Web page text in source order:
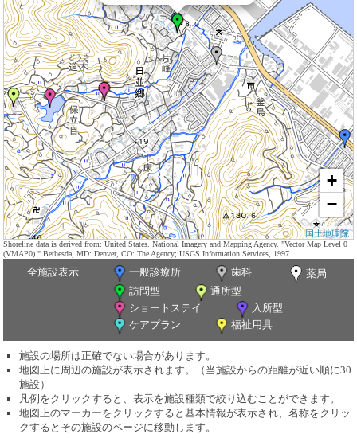
+
−
国土地理院
Shoreline data is derived from: United States. National Imagery and Mapping Agency. "Vector Map Level 0
(VMAP0)." Bethesda, MD: Denver, CO: The Agency; USGS Information Services, 1997.
全施設表示 一般診療所 歯科
薬局
訪問型
通所型
ショートステイ
入所型
ケアプラン
福祉用具
施設の場所は正確でない場合があります。
地図上に周辺の施設が表示されます。（当施設からの距離が近い順に30
施設）
凡例をクリックすると、表示を施設種類で絞り込むことができます。
地図上のマーカーをクリックすると基本情報が表示され、名称をクリッ
クするとその施設のページに移動します。